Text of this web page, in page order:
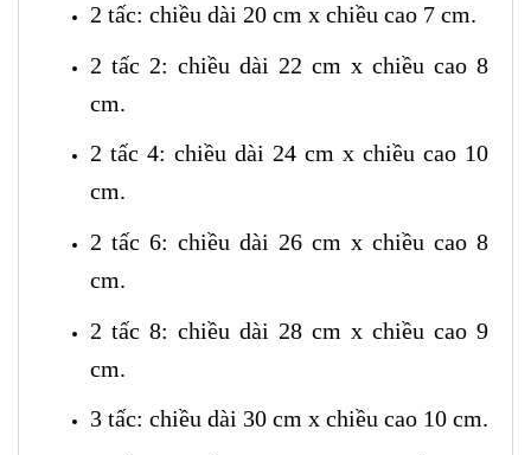
2 tấc: chiều dài 20 cm x chiều cao 7 cm.
2 tấc 2: chiều dài 22 cm x chiều cao 8
cm.
2 tấc 4: chiều dài 24 cm x chiều cao 10
cm.
2 tấc 6: chiều dài 26 cm x chiều cao 8
cm.
2 tấc 8: chiều dài 28 cm x chiều cao 9
cm.
3 tấc: chiều dài 30 cm x chiều cao 10 cm.